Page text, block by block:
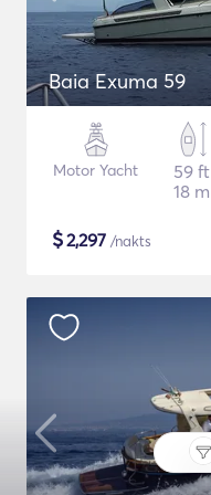
Baia Exuma 59
Motor Yacht
59 ft
18 m
$2,297 /nakts